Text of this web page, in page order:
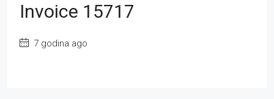
Invoice 15717
7 godina ago